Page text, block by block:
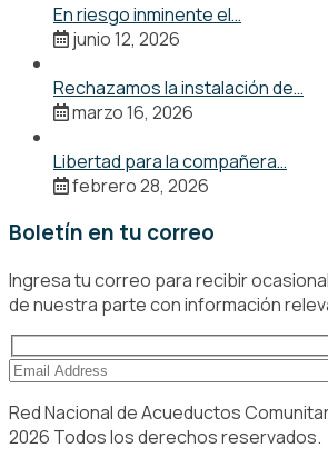
En riesgo inminente el…
junio 12, 2026
Rechazamos la instalación de…
marzo 16, 2026
Libertad para la compañera…
febrero 28, 2026
Boletín en tu correo
Ingresa tu correo para recibir
de nuestra parte con información
Red Nacional de Acueductos
2026 Todos los derechos reservados.